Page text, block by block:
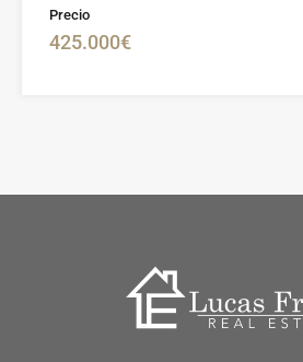
Precio
425.000€